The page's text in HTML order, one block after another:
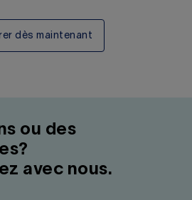
dès maintenant
ou des
avec nous.